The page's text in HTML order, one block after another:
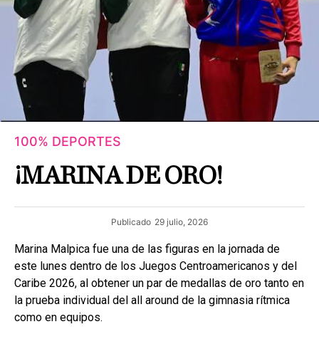
100% DEPORTES
¡MARINA DE ORO!
Publicado 29 julio, 2026
Marina Malpica fue una de las figuras en la jornada de
este lunes dentro de los Juegos Centroamericanos y del
Caribe 2026, al obtener un par de medallas de oro tanto en
la prueba individual del all around de la gimnasia rítmica
como en equipos.